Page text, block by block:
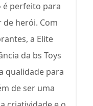
é perfeito para
herói. Com
a Elite
da bs Toys
qualidade para
de ser uma